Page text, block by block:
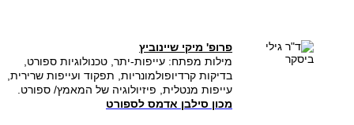
פרופ' מיקי שיינוביץ
מילות מפתח: עייפות-יתר, טכנולוגיות ספורט,
בדיקות קרדיופולמונריות, תפקוד ועייפות שרירית,
עייפות מנטלית, פיזיולוגיה של המאמץ/ ספורט.
מכון סילבן אדמס לספורט